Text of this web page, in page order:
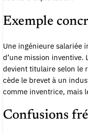
Exemple
Une ingénieure salariée
d’une mission inventive.
devient titulaire selon le
cède le brevet à un
comme inventrice, mais
Confusions